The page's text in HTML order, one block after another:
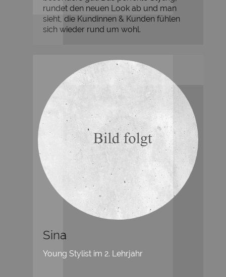
rundet den neuen Look ab und man
sieht, die Kundinnen & Kunden fühlen
sich wieder rund um wohl.
Sina
Young Stylist im 2. Lehrjahr